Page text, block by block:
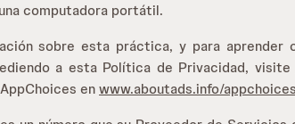
computadora portátil.
sobre esta práctica, y para
a esta Política de Privacidad, visite
enwww.aboutads.info/appchoices